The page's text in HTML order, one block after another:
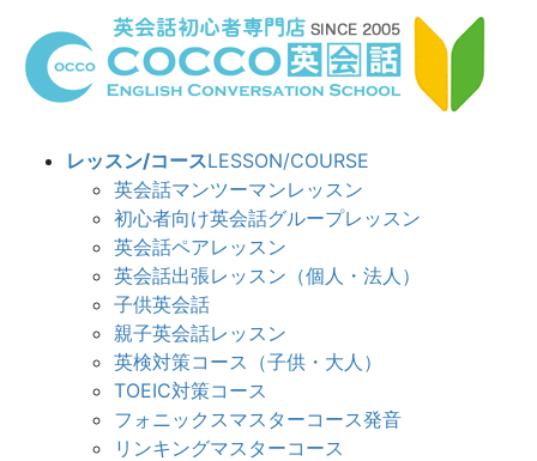
レッスン/コースLESSON/COURSE
英会話マンツーマンレッスン
初心者向け英会話グループレッスン
英会話ペアレッスン
英会話出張レッスン（個人・法人）
子供英会話
親子英会話レッスン
英検対策コース（子供・大人）
TOEIC対策コース
フォニックスマスターコース発音
リンキングマスターコース